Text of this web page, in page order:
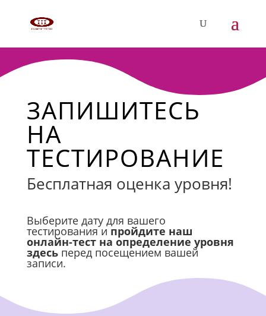
ЗАПИШИТЕСЬ
НА
ТЕСТИРОВАНИЕ
Бесплатная оценка уровня!
Выберите дату для вашего
тестирования и пройдите наш
онлайн-тест на определение уровня
здесьперед посещением вашей
записи.